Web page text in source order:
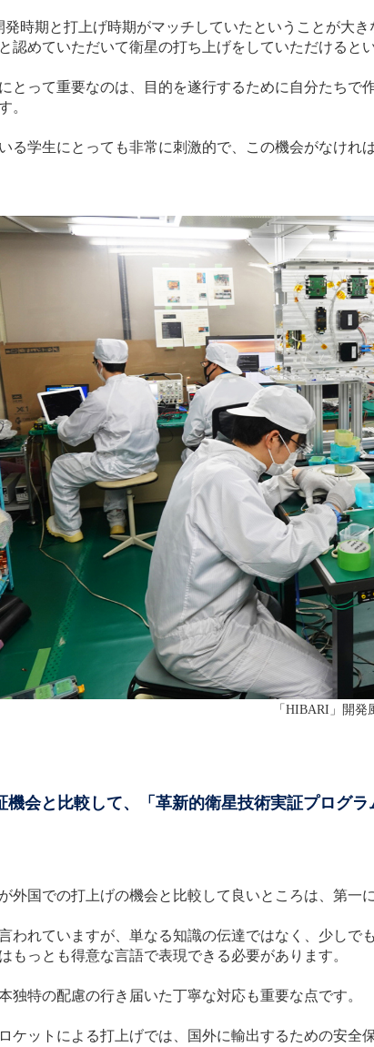
発時期と打上げ時期がマッチしていたということが大
認めていただいて衛星の打ち上げをしていただけると
とって重要なのは、目的を遂行するために自分たち
。
る学生にとっても非常に刺激的で、この機会がなけ
「HIBARI」開発
機会と比較して、「革新的衛星技術実証プログ
外国での打上げの機会と比較して良いところは、第一
われていますが、単なる知識の伝達ではなく、少し
もっとも得意な言語で表現できる必要があります。
独特の配慮の行き届いた丁寧な対応も重要な点です。
ケットによる打上げでは、国外に輸出するための安全